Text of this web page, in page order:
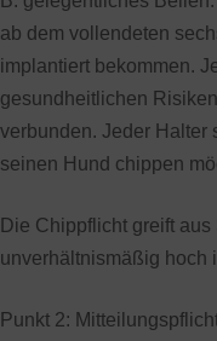
ab dem vollendeten
implantiert bekommen.
gesundheitlichen
verbunden. Jeder Halter
seinen Hund chippen
Die Chippflicht greift
unverhältnismäßig hoch
Punkt 2: